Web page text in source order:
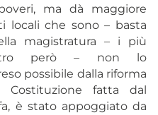
ma dà maggiore
locali che sono – basta
magistratura – i più
però – non lo
possibile dalla riforma
fatta dal
è stato appoggiato da